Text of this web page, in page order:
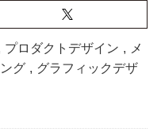
プロダクトデザイン , メ
グ , グラフィックデザ